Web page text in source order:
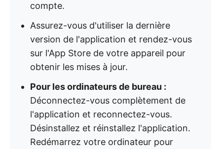
compte.
Assurez-vous d'utiliser la dernière
version de l'application et rendez-vous
sur l'App Store de votre appareil pour
obtenir les mises à jour.
Pour les ordinateurs de bureau :
Déconnectez-vous complètement de
l'application et reconnectez-vous.
Désinstallez et réinstallez l'application.
Redémarrez votre ordinateur pour